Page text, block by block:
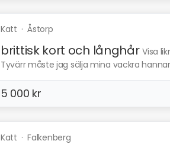
Katt ·Åstorp
brittisk kort och långhår Visa
Tyvärr måste jag sälja mina vackra
5 000 kr
Katt ·Falkenberg